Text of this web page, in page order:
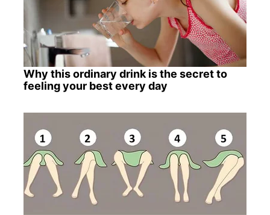
Why this ordinary drink is the secret to
feeling your best every day